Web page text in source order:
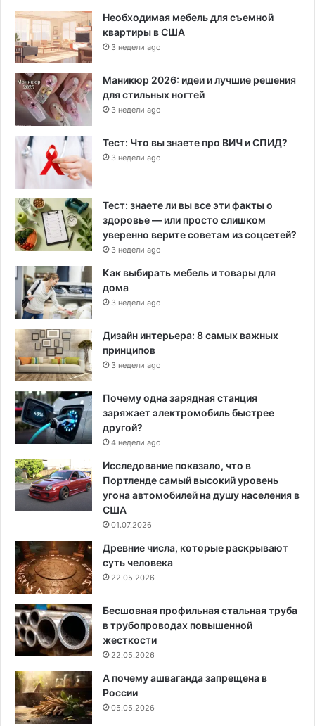
Необходимая мебель для съемной
квартиры в США
3 недели ago
Маникюр 2026: идеи и лучшие решения
для стильных ногтей
3 недели ago
Тест: Что вы знаете про ВИЧ и СПИД?
3 недели ago
Тест: знаете ли вы все эти факты о
здоровье — или просто слишком
уверенно верите советам из соцсетей?
3 недели ago
Как выбирать мебель и товары для
дома
3 недели ago
Дизайн интерьера: 8 самых важных
принципов
3 недели ago
Почему одна зарядная станция
заряжает электромобиль быстрее
другой?
4 недели ago
Исследование показало, что в
Портленде самый высокий уровень
угона автомобилей на душу населения в
США
01.07.2026
Древние числа, которые раскрывают
суть человека
22.05.2026
Бесшовная профильная стальная труба
в трубопроводах повышенной
жесткости
22.05.2026
А почему ашваганда запрещена в
России
05.05.2026